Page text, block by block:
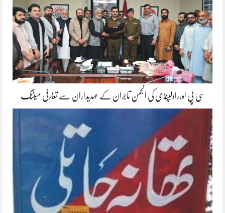
سی پی او،راولپنڈی کی انجمن تاجران کے عہدیداران سے تعارفی میٹنگ